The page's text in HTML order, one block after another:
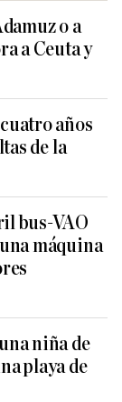
o a
a Ceuta y
años
de la
bus-VAO
máquina
niña de
playa de